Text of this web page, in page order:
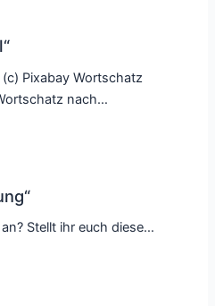
Pixabay Wortschatz
nach…
Stellt ihr euch diese…